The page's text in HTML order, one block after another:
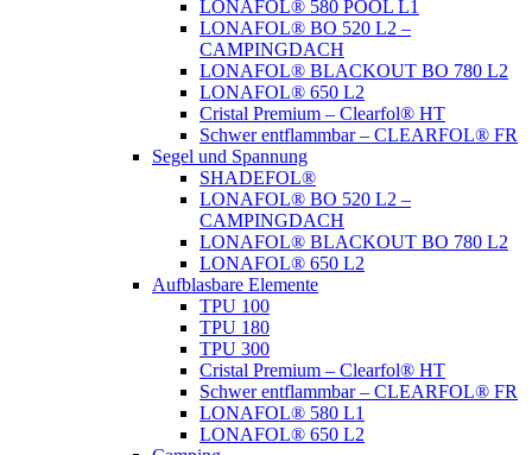
LONAFOL® 580 POOL L1
LONAFOL® BO 520 L2 –
CAMPINGDACH
LONAFOL® BLACKOUT BO 780 L2
LONAFOL® 650 L2
Cristal Premium – Clearfol® HT
Schwer entflammbar – CLEARFOL® FR
Segel und Spannung
SHADEFOL®
LONAFOL® BO 520 L2 –
CAMPINGDACH
LONAFOL® BLACKOUT BO 780 L2
LONAFOL® 650 L2
Aufblasbare Elemente
TPU 100
TPU 180
TPU 300
Cristal Premium – Clearfol® HT
Schwer entflammbar – CLEARFOL® FR
LONAFOL® 580 L1
LONAFOL® 650 L2